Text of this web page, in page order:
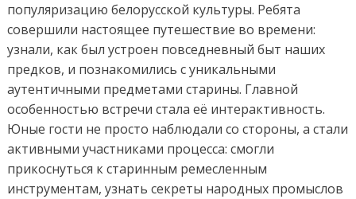
популяризацию белорусской культуры. Ребята
совершили настоящее путешествие во времени:
узнали, как был устроен повседневный быт наших
предков, и познакомились с уникальными
аутентичными предметами старины. Главной
особенностью встречи стала её интерактивность.
Юные гости не просто наблюдали со стороны, а стали
активными участниками процесса: смогли
прикоснуться к старинным ремесленным
инструментам, узнать секреты народных промыслов